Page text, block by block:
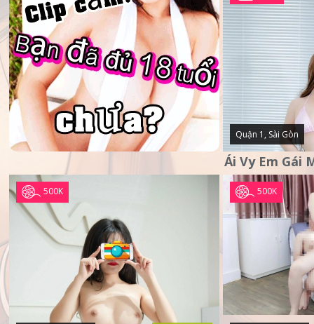
Quận 1, Sài Gòn
500K 500K